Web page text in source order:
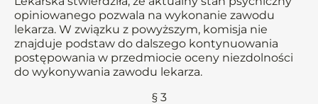
opiniowanego pozwala na wykonanie zawodu
lekarza. W związku z powyższym, komisja nie
znajduje podstaw do dalszego kontynuowania
postępowania w przedmiocie oceny niezdolności
do wykonywania zawodu lekarza.
§ 3